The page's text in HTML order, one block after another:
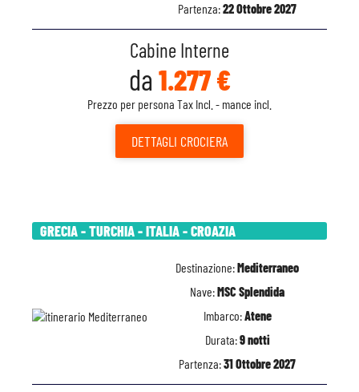
Partenza:22 Ottobre 2027
Cabine Interne
da 1.277 €
Prezzo per persona Tax Incl. - mance incl.
DETTAGLI CROCIERA
GRECIA - TURCHIA - ITALIA - CROAZIA
Destinazione:Mediterraneo
Nave:MSC Splendida
Imbarco:Atene
Durata:9 notti
Partenza:31 Ottobre 2027